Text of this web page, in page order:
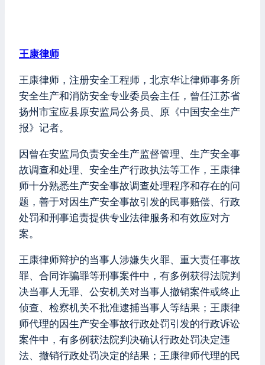
王康律师
王康律师，注册安全工程师，北京华让律师事务所
安全生产和消防安全专业委员会主任，曾任江苏省
扬州市宝应县原安监局公务员、原《中国安全生产
报》记者。
因曾在安监局负责安全生产监督管理、生产安全事
故调查和处理、安全生产行政执法等工作，王康律
师十分熟悉生产安全事故调查处理程序和存在的问
题，善于对因生产安全事故引发的民事赔偿、行政
处罚和刑事追责提供专业法律服务和有效应对方
案。
王康律师辩护的当事人涉嫌失火罪、重大责任事故
罪、合同诈骗罪等刑事案件中，有多例获得法院判
决当事人无罪、公安机关对当事人撤销案件或终止
侦查、检察机关不批准逮捕当事人等结果；王康律
师代理的因生产安全事故行政处罚引发的行政诉讼
案件中，有多例获法院判决确认行政处罚决定违
法、撤销行政处罚决定的结果；王康律师代理的民